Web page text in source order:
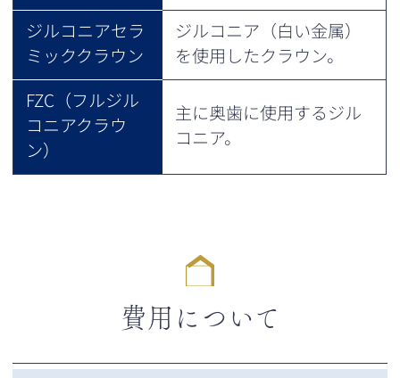
ジルコニアセラ
ミッククラウン
ジルコニア（白い金属）
を使用したクラウン。
FZC（フルジル
コニアクラウ
ン）
主に奥歯に使用するジル
コニア。
費用について